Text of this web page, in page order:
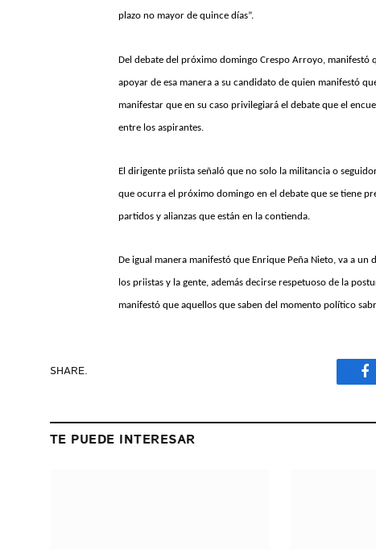
plazo no mayor de quince días”.
Del debate del próximo domingo Crespo Arroyo, manifestó
apoyar de esa manera a su candidato de quien manifestó
manifestar que en su caso privilegiará el debate que el
entre los aspirantes.
El dirigente priista señaló que no solo la militancia o
que ocurra el próximo domingo en el debate que se tiene
partidos y alianzas que están en la contienda.
De igual manera manifestó que Enrique Peña Nieto, va a
los priistas y la gente, además decirse respetuoso de la
manifestó que aquellos que saben del momento político
SHARE.
TE PUEDE INTERESAR